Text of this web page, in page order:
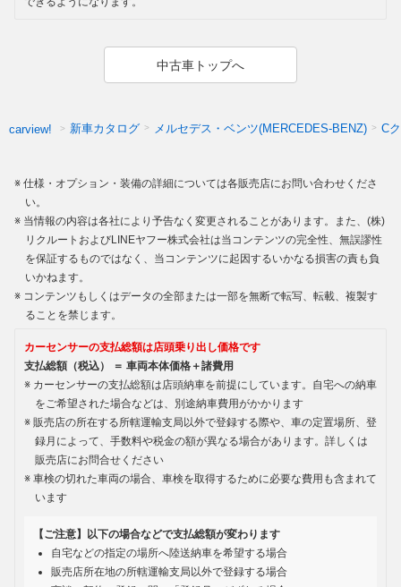
中古車トップへ
carview! 新車カタログ メルセデス・ベンツ(MERCEDES-BENZ) C
仕様・オプション・装備の詳細については各販売店にお問い合わせくださ
い。
当情報の内容は各社により予告なく変更されることがあります。また、(株)
リクルートおよびLINEヤフー株式会社は当コンテンツの完全性、無誤謬性
を保証するものではなく、当コンテンツに起因するいかなる損害の責も負
いかねます。
コンテンツもしくはデータの全部または一部を無断で転写、転載、複製す
ることを禁じます。
カーセンサーの支払総額は店頭乗り出し価格です
支払総額（税込） ＝ 車両本体価格＋諸費用
カーセンサーの支払総額は店頭納車を前提にしています。自宅への納車
をご希望された場合などは、別途納車費用がかかります
販売店の所在する所轄運輸支局以外で登録する際や、車の定置場所、登
録月によって、手数料や税金の額が異なる場合があります。詳しくは
販売店にお問合せください
車検の切れた車両の場合、車検を取得するために必要な費用も含まれて
います
【ご注意】以下の場合などで支払総額が変わります
自宅などの指定の場所へ陸送納車を希望する場合
販売店所在地の所轄運輸支局以外で登録する場合